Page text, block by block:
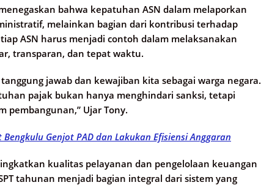
bahwa kepatuhan ASN dalam melaporkan
melainkan bagian dari kontribusi terhadap
ASN harus menjadi contoh dalam melaksanakan
transparan, dan tepat waktu.
jawab dan kewajiban kita sebagai warga negara.
pajak bukan hanya menghindari sanksi, tetapi
pembangunan,” Ujar Tony.
Bengkulu Genjot PAD dan Lakukan Efisiensi Anggaran
kualitas pelayanan dan pengelolaan keuangan
tahunan menjadi bagian integral dari sistem yang